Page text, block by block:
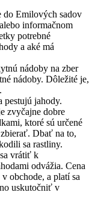
do Emilových sadov
informačnom
potrebné
a aké má
nádoby na zber
nádoby. Dôležité je,
pestujú jahody.
zvyčajne dobre
ktoré sú určené
Dbať na to,
sa rastliny.
vrátiť k
odvážia. Cena
obchode, a platí sa
uskutočniť v